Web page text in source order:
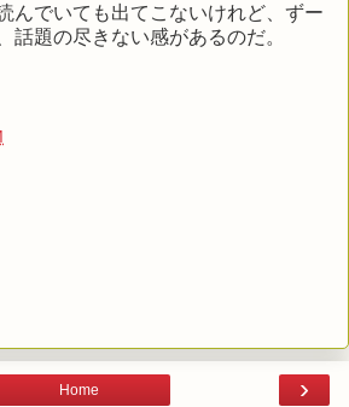
んでいても出てこないけれど、ずー
話題の尽きない感があるのだ。
›
Home